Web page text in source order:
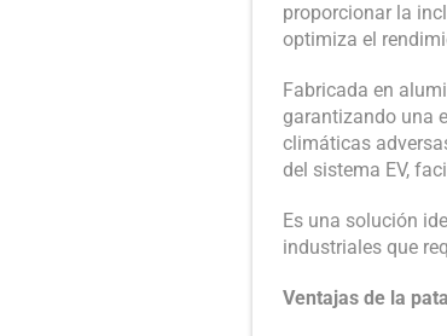
proporcionar la
optimiza el
Fabricada en
garantizando una
climáticas
del sistema EV,
Es una solución
industriales que
Ventajas de la